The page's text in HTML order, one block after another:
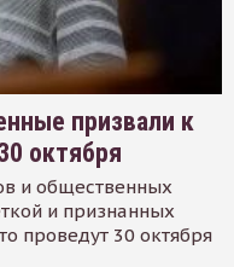
призвали к
октября
и общественных
и признанных
проведут 30 октября